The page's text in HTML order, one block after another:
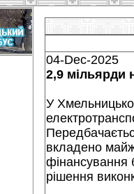
04-Dec-2025
2,9 мільярди
У
вкладено
фінансування
рішення